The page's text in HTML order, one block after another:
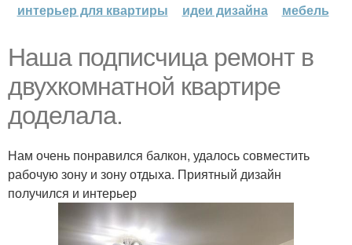
интерьер для квартиры
идеи дизайна мебель
Наша подписчица ремонт в
двухкомнатной квартире
доделала.
Нам очень понравился балкон, удалось совместить
рабочую зону и зону отдыха. Приятный дизайн
получился и интерьер